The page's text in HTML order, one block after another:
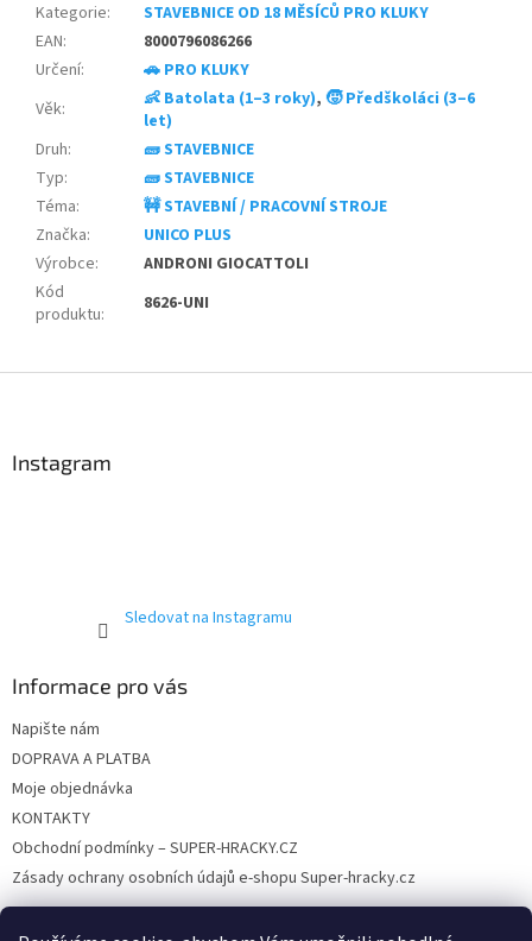
Kategorie:
STAVEBNICE OD 18 MĚSÍCŮ PRO KLUKY
EAN:
8000796086266
Určení:
🚗 PRO KLUKY
Věk: 👶 Batolata (1–3 roky), 🧒 Předškoláci (3–6
let)
Druh:
🧱 STAVEBNICE
Typ:
🧱 STAVEBNICE
Téma:
🚧 STAVEBNÍ / PRACOVNÍ STROJE
Značka:
UNICO PLUS
Výrobce:
ANDRONI GIOCATTOLI
Kód
produktu: 8626-UNI
Instagram
Sledovat na Instagramu
Informace pro vás
Napište nám
DOPRAVA A PLATBA
Moje objednávka
KONTAKTY
Obchodní podmínky – SUPER-HRACKY.CZ
Zásady ochrany osobních údajů e-shopu Super-hracky.cz